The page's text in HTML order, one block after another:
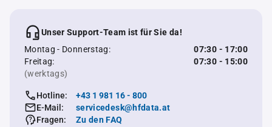
Unser Support-Team ist für Sie da!
Montag - Donnerstag:
07:30 - 17:00
Freitag:
07:30 - 15:00
(werktags)
Hotline:
+43 1 981 16 - 800
E-Mail:
servicedesk@hfdata.at
Fragen:
Zu den FAQ